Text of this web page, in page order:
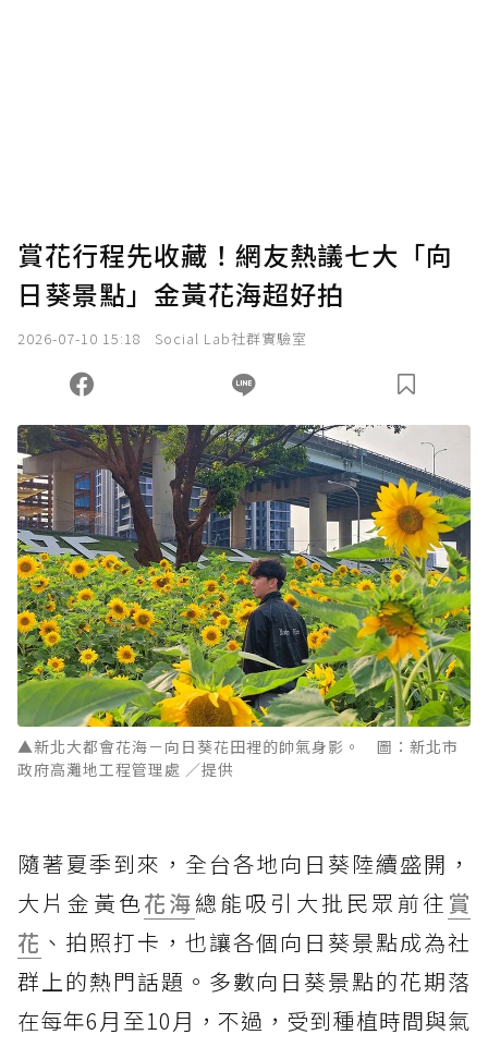
賞花行程先收藏！網友熱議七大「向
日葵景點」金黃花海超好拍
2026-07-10 15:18 Social Lab社群實驗室
▲新北大都會花海－向日葵花田裡的帥氣身影。 圖：新北市
政府高灘地工程管理處 ／提供
隨著夏季到來，全台各地向日葵陸續盛開，
大片金黃色花海總能吸引大批民眾前往 賞
花 、拍照打卡，也讓各個向日葵景點成為社
群上的熱門話題。多數向日葵景點的花期落
在每年6月至10月，不過，受到種植時間與氣